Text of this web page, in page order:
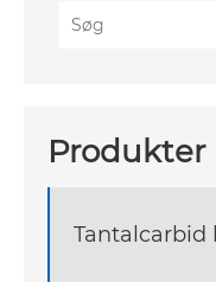
Produkter